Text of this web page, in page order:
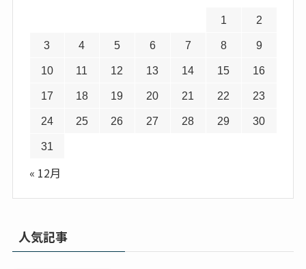
1 2
3 4 5 6 7 8 9
10 11 12 13 14 15 16
17 18 19 20 21 22 23
24 25 26 27 28 29 30
31
« 12月
人気記事